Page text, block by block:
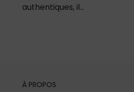
authentiques, il...
À PROPOS